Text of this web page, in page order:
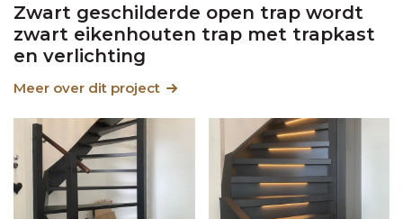
Zwart geschilderde open trap wordt
zwart eikenhouten trap met trapkast
en verlichting
Meer over dit project